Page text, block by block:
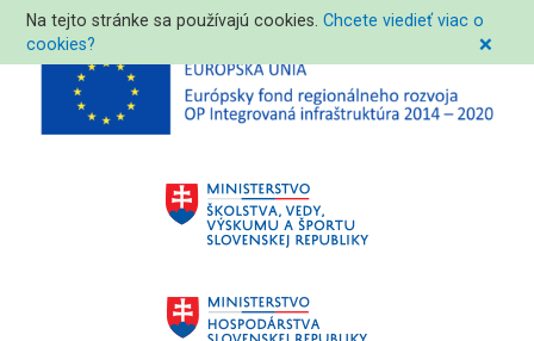
Na tejto stránke sa používajú cookies.Chcete viedieť viac o
cookies?
❌